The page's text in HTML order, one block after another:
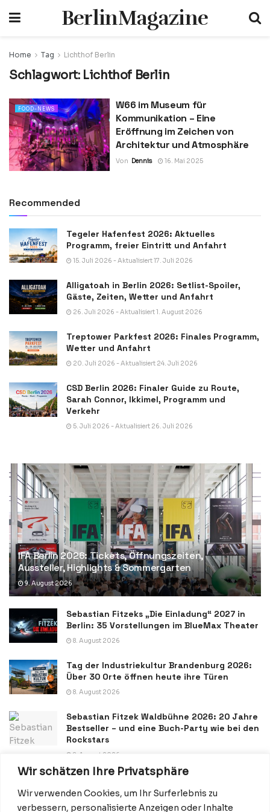
Wir schätzen Ihre Privatsphäre
Wir verwenden Cookies, um Ihr Surferlebnis zu
verbessern, personalisierte Anzeigen oder Inhalte
BerlinMagazine
Home Tag Lichthof Berlin
Schlagwort: Lichthof Berlin
FOOD-NEWS
W66 im Museum für
Kommunikation – Eine
Eröffnung im Zeichen von
Architektur und Atmosphäre
Von Dennis 16. Mai 2025
Recommended
Tegeler Hafenfest 2026: Aktuelles
Programm, freier Eintritt und Anfahrt
15. Juli 2026 - Aktualisiert 17. Juli 2026
Alligatoah in Berlin 2026: Setlist-Spoiler,
Gäste, Zeiten, Wetter und Anfahrt
26. Juli 2026 - Aktualisiert 1. August 2026
Treptower Parkfest 2026: Finales Programm,
Wetter und Anfahrt
20. Juli 2026 - Aktualisiert 24. Juli 2026
CSD Berlin 2026: Finaler Guide zu Route,
Sarah Connor, Ikkimel, Programm und
Verkehr
5. Juli 2026 - Aktualisiert 26. Juli 2026
IFA Berlin 2026: Tickets, Öffnungszeiten,
Aussteller, Highlights & Sommergarten
9. August 2026
Sebastian Fitzeks „Die Einladung“ 2027 in
Berlin: 35 Vorstellungen im BlueMax Theater
8. August 2026
Tag der Industriekultur Brandenburg 2026:
Über 30 Orte öffnen heute ihre Türen
8. August 2026
Sebastian Fitzek Waldbühne 2026: 20 Jahre
Bestseller – und eine Buch-Party wie bei den
Rockstars
8. August 2026